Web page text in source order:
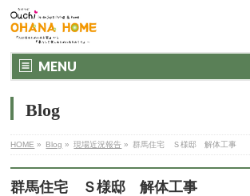
MENU
Blog
HOME » Blog » 現場近況報告 » 群馬住宅 Ｓ様邸 解体工事
群馬住宅 Ｓ様邸 解体工事